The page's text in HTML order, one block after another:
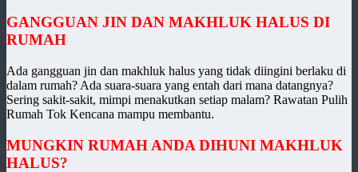
GANGGUAN JIN DAN MAKHLUK HALUS DI
RUMAH
Ada gangguan jin dan makhluk halus yang tidak diingini berlaku di
dalam rumah? Ada suara-suara yang entah dari mana datangnya?
Sering sakit-sakit, mimpi menakutkan setiap malam? Rawatan Pulih
Rumah Tok Kencana mampu membantu.
MUNGKIN RUMAH ANDA DIHUNI MAKHLUK
HALUS?